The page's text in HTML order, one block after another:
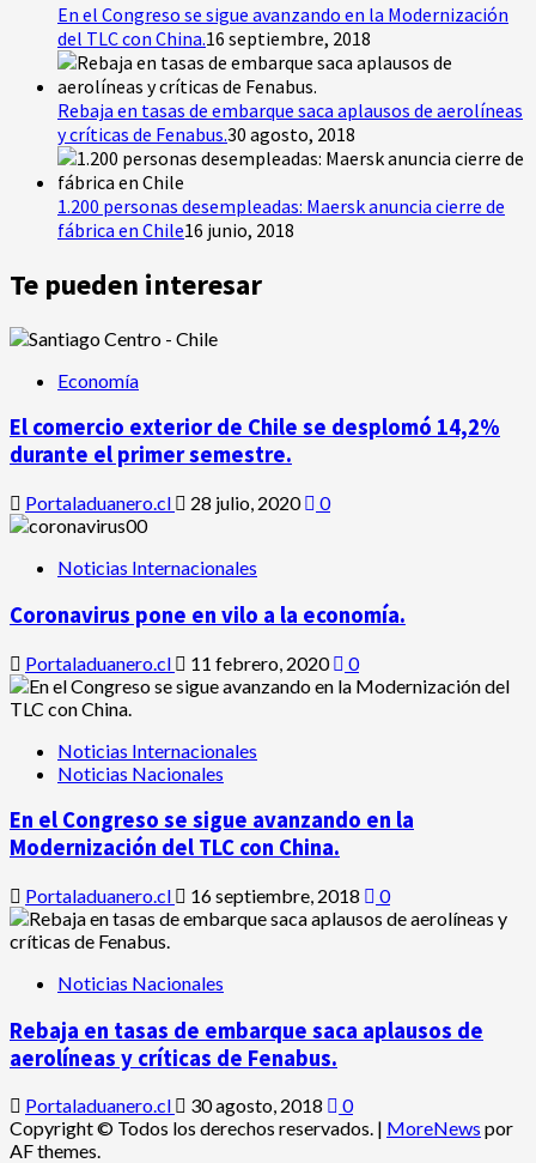
En el Congreso se sigue avanzando en la Modernización
del TLC con China.16 septiembre, 2018
Rebaja en tasas de embarque saca aplausos de aerolíneas
y críticas de Fenabus.30 agosto, 2018
1.200 personas desempleadas: Maersk anuncia cierre de
fábrica en Chile16 junio, 2018
Te pueden interesar
Economía
El comercio exterior de Chile se desplomó 14,2%
durante el primer semestre.
Portaladuanero.cl 28 julio, 2020 0
Noticias Internacionales
Coronavirus pone en vilo a la economía.
Portaladuanero.cl 11 febrero, 2020 0
Noticias Internacionales
Noticias Nacionales
En el Congreso se sigue avanzando en la
Modernización del TLC con China.
Portaladuanero.cl 16 septiembre, 2018 0
Noticias Nacionales
Rebaja en tasas de embarque saca aplausos de
aerolíneas y críticas de Fenabus.
Portaladuanero.cl 30 agosto, 2018
0
Copyright © Todos los derechos reservados. | MoreNews por
AF themes.